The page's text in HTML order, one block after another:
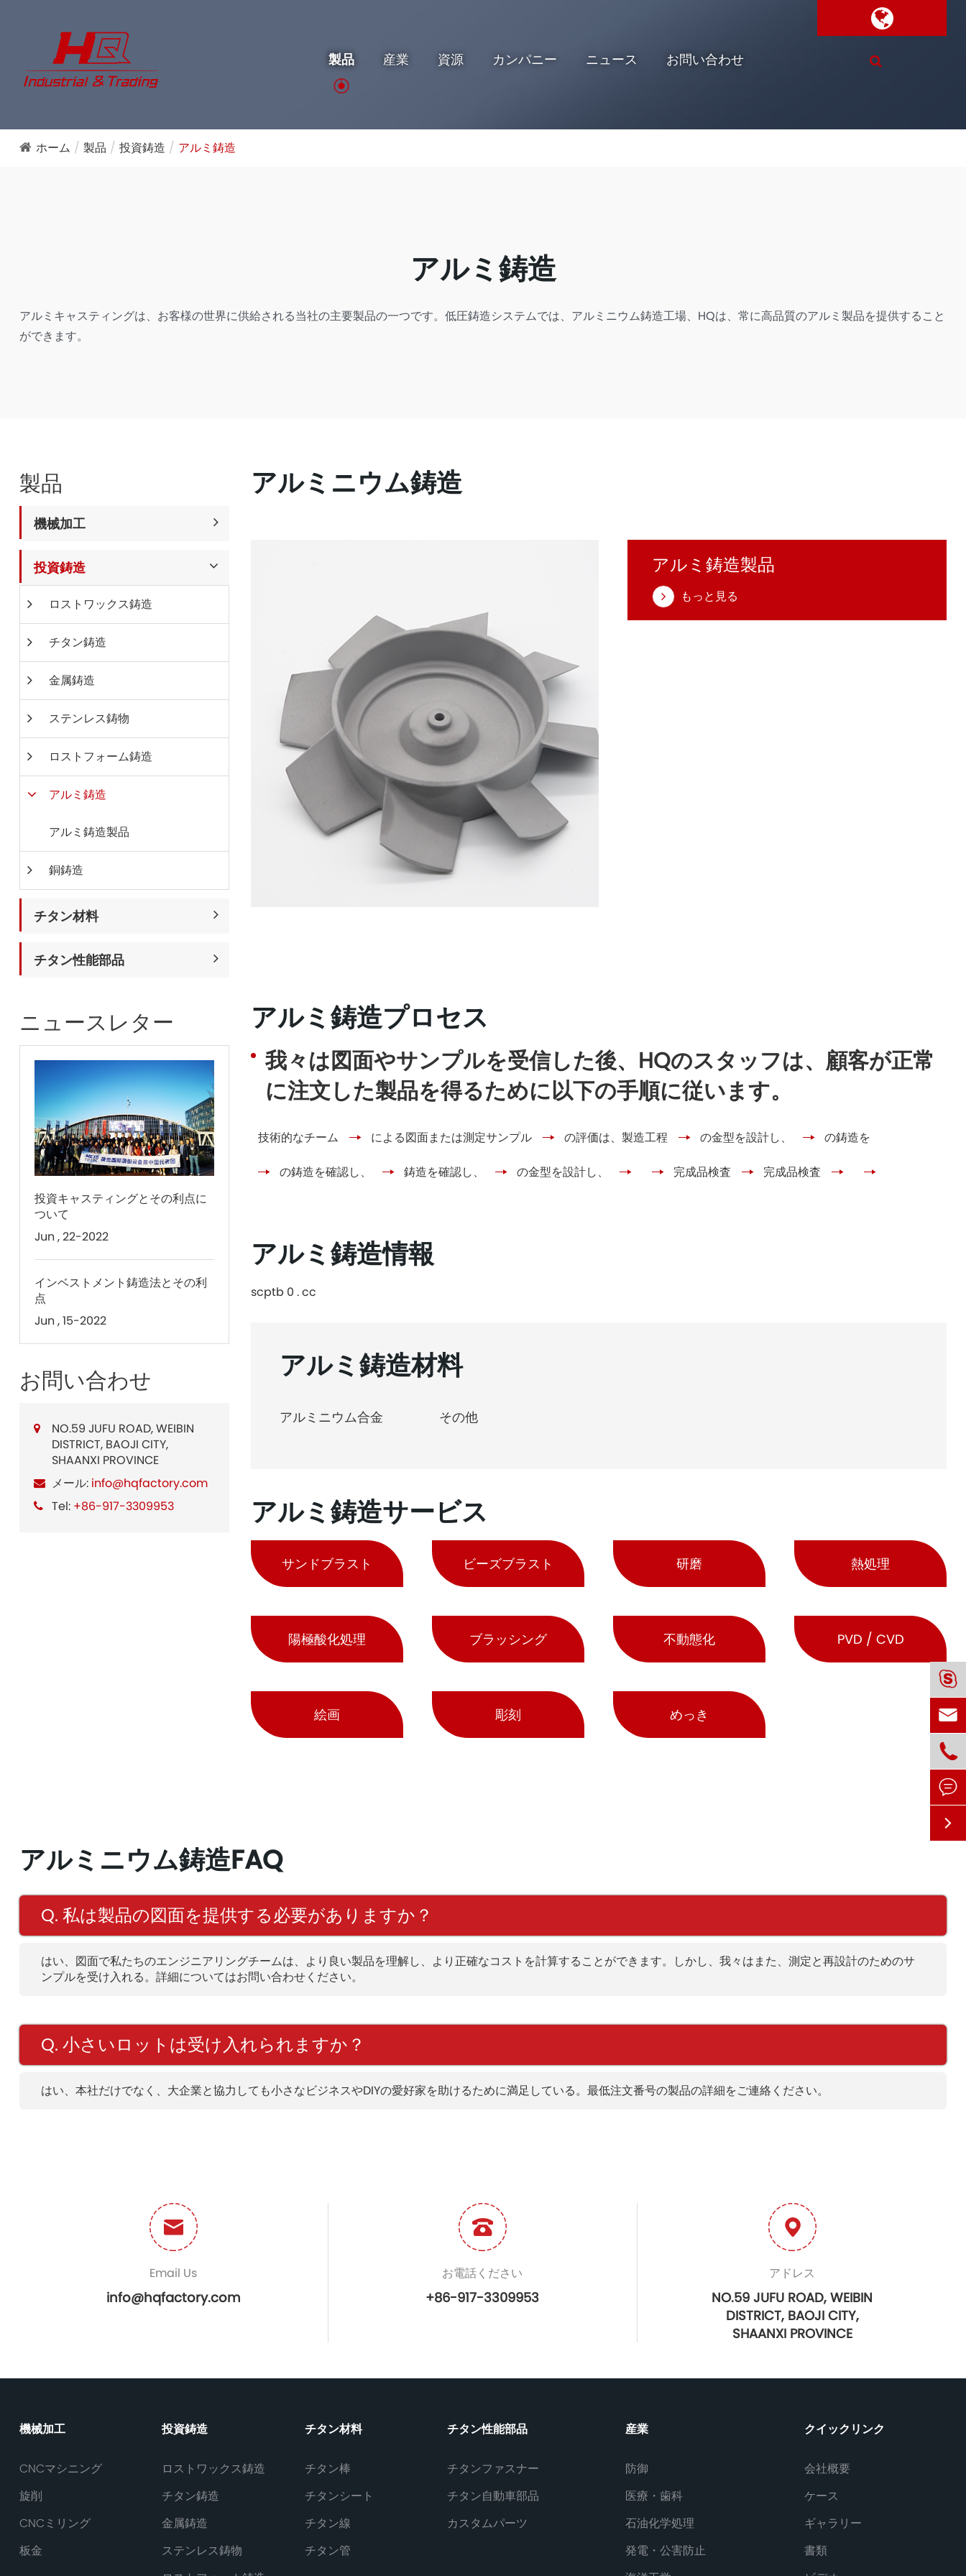
製品 産業 資源 カンパニー ニュース お問い合わせ
ホーム 製品 投資鋳造 アルミ鋳造
アルミ鋳造
アルミキャスティングは、お客様の世界に供給される当社の主要製品の一つです。低圧鋳造システムでは、アルミニウム鋳造工場、HQは、常に高品質のアルミ製品を提供すること
ができます。
製品
機械加工
投資鋳造
ロストワックス鋳造
チタン鋳造
金属鋳造
ステンレス鋳物
ロストフォーム鋳造
アルミ鋳造
アルミ鋳造製品
銅鋳造
チタン材料
チタン性能部品
ニュースレター
投資キャスティングとその利点に
ついて
Jun , 22-2022
インベストメント鋳造法とその利
点
Jun , 15-2022
お問い合わせ
NO.59 JUFU ROAD, WEIBIN
DISTRICT, BAOJI CITY,
SHAANXI PROVINCE
メール: info@hqfactory.com
Tel: +86-917-3309953
アルミニウム鋳造
アルミ鋳造製品
もっと見る
アルミ鋳造プロセス
我々は図面やサンプルを受信した後、HQのスタッフは、顧客が正常
に注文した製品を得るために以下の手順に従います。
技術的なチーム による図面または測定サンプル の評価は、製造工程 の金型を設計し、 の鋳造を
の鋳造を確認し、 鋳造を確認し、 の金型を設計し、 完成品検査 完成品検査
アルミ鋳造情報
scptb 0 . cc
アルミ鋳造材料
アルミニウム合金 その他
アルミ鋳造サービス
サンドブラスト ビーズブラスト 研磨 熱処理
陽極酸化処理 ブラッシング 不動態化 PVD / CVD
絵画 彫刻 めっき
アルミニウム鋳造FAQ
Q. 私は製品の図面を提供する必要がありますか？
はい、図面で私たちのエンジニアリングチームは、より良い製品を理解し、より正確なコストを計算することができます。しかし、我々はまた、測定と再設計のためのサ
ンプルを受け入れる。詳細についてはお問い合わせください。
Q. 小さいロットは受け入れられますか？
はい、本社だけでなく、大企業と協力しても小さなビジネスやDIYの愛好家を助けるために満足している。最低注文番号の製品の詳細をご連絡ください。
Email Us
info@hqfactory.com
お電話ください
+86-917-3309953
アドレス
NO.59 JUFU ROAD, WEIBIN
DISTRICT, BAOJI CITY,
SHAANXI PROVINCE
機械加工
CNCマシニング
旋削
CNCミリング
板金
投資鋳造
ロストワックス鋳造
チタン鋳造
金属鋳造
ステンレス鋳物
チタン材料
チタン棒
チタンシート
チタン線
チタン管
チタン性能部品
チタンファスナー
チタン自動車部品
カスタムパーツ
産業
防御
医療・歯科
石油化学処理
発電・公害防止
クイックリンク
会社概要
ケース
ギャラリー
書類




